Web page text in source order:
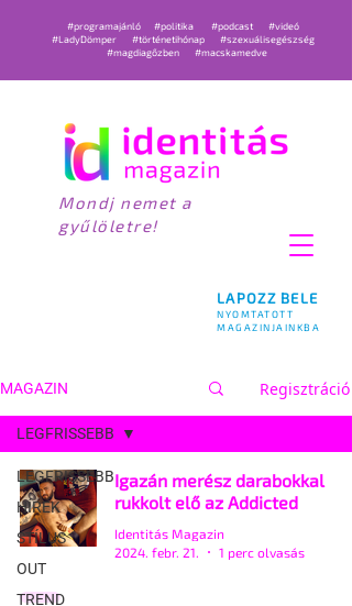
LAPOZZ BELE
NYOMTATOTT
MAGAZINJAINKBA
#programajánló #politika #podcast
#videó
#LadyDömper
#történetihónap
#szexuálisegészség
#magdiagőzben
#macskamedve
Mondj nemet a
gyűlöletre!
MAGAZIN Regisztráció
LEGFRISSEBB
HÍREK
STÍLUS
OUT
TREND
LEGFRISSEBB
Igazán merész darabokkal
rukkolt elő az Addicted
Identitás Magazin
2024. febr. 21.
1 perc olvasás